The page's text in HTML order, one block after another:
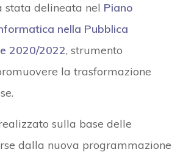
stata delineata nel Piano
nella Pubblica
2020/2022, strumento
la trasformazione
sulla base delle
dalla nuova programmazione